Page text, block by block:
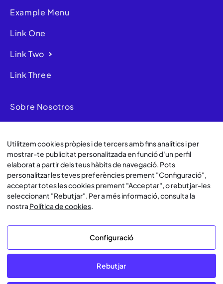
Example Menu
Link One
Link Two
Link Three
Sobre Nosotros
© Lawwwing 2026
Utilitzem cookies pròpies i de tercers amb fins analítics i per
mostrar-te publicitat personalitzada en funció d'un perfil
elaborat a partir dels teus hàbits de navegació. Pots
personalitzar les teves preferències prement "Configuració",
acceptar totes les cookies prement "Acceptar", o rebutjar-les
seleccionant "Rebutjar". Per a més informació, consulta la
nostra Política de cookies.
Configuració
Rebutjar
Avís Legal
Política de Privacitat
Política de Uso de IA
Términos y Condiciones de Uso